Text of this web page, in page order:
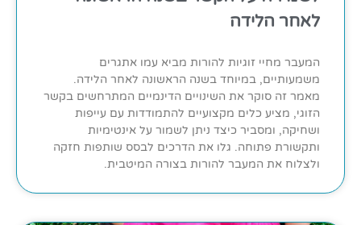
לאחר הלידה
המעבר מחיי זוגיות להורות מביא עמו אתגרים
משמעותיים, במיוחד בשנה הראשונה לאחר הלידה.
מאמר זה סוקר את השינויים הדינמיים המתרחשים בקשר
הזוגי, מציע כלים מקצועיים להתמודדות עם עייפות
ושחיקה, ומסביר כיצד ניתן לשמור על אינטימיות
ותקשורת פתוחה. גלו את הדרכים לבסס שותפות חזקה
ולצלוח את המעבר להורות בצורה המיטבית.